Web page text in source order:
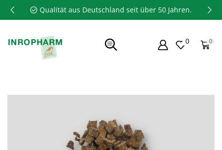
Qualität aus Deutschland seit über 50 Jahren.
0 0